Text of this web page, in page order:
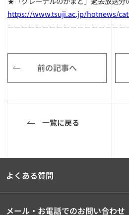
https://www.tsuji.ac.jp/hotnews/
－－－－－－－－－－－－－－－－
前の記事へ
一覧に戻る
よくある質問
メール・お電話でのお問い合わせ